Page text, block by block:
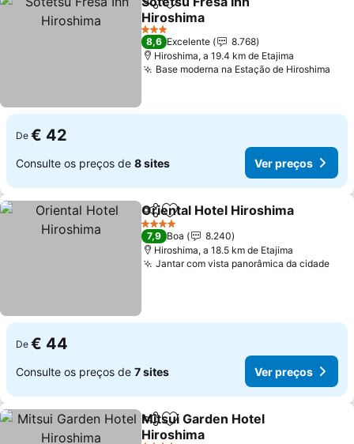
PartilharAdicionar aos favoritos
Hiroshima
3 Estrelas
8,6 Excelente
8.768
Hiroshima, a 19.4 km de Etajima
Base moderna na Estação de Hiroshima
De € 42
Consulte os preços de 8 sites Ver preços
PartilharAdicionar aos favoritos
Oriental Hotel Hiroshima
4 Estrelas
7,9 Boa
8.240
Hiroshima, a 18.5 km de Etajima
Jantar com vista panorâmica da cidade
De € 44
Consulte os preços de 7 sites Ver preços
PartilharAdicionar aos favoritos
Mitsui Garden Hotel
Hiroshima